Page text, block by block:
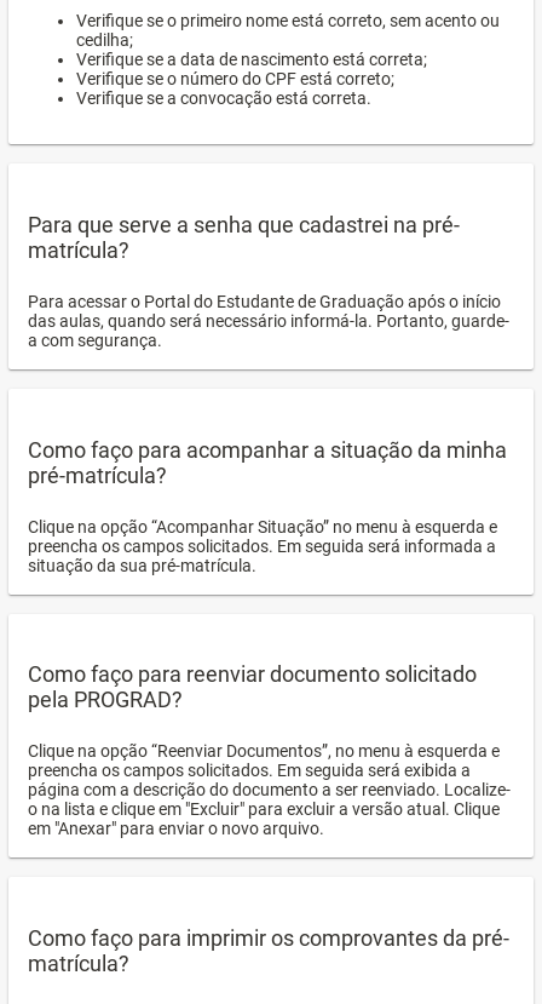
Verifique se o primeiro nome está correto, sem acento ou
cedilha;
Verifique se a data de nascimento está correta;
Verifique se o número do CPF está correto;
Verifique se a convocação está correta.
Para que serve a senha que cadastrei na pré-
matrícula?
Para acessar o Portal do Estudante de Graduação após o início
das aulas, quando será necessário informá-la. Portanto, guarde-
a com segurança.
Como faço para acompanhar a situação da minha
pré-matrícula?
Clique na opção “Acompanhar Situação” no menu à esquerda e
preencha os campos solicitados. Em seguida será informada a
situação da sua pré-matrícula.
Como faço para reenviar documento solicitado
pela PROGRAD?
Clique na opção “Reenviar Documentos”, no menu à esquerda e
preencha os campos solicitados. Em seguida será exibida a
página com a descrição do documento a ser reenviado. Localize-
o na lista e clique em "Excluir" para excluir a versão atual. Clique
em "Anexar" para enviar o novo arquivo.
Como faço para imprimir os comprovantes da pré-
matrícula?